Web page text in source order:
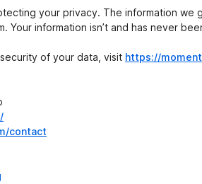
your privacy. The information we
Your information isn’t and has never
of your data, visit https://
contact